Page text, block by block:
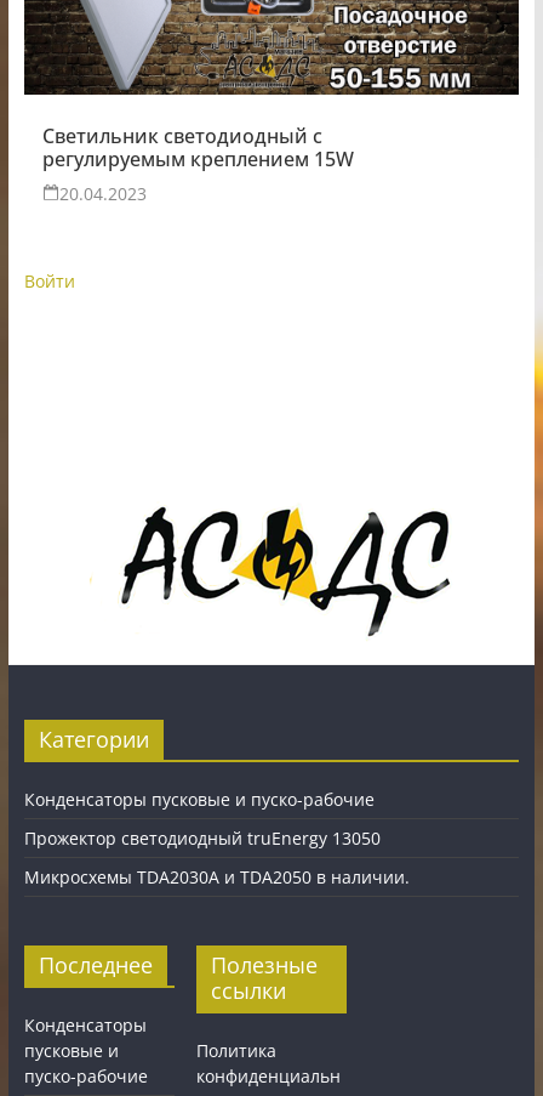
Светильник светодиодный с
регулируемым креплением 15W
20.04.2023
Войти
Категории
Конденсаторы пусковые и пуско-рабочие
Прожектор светодиодный truEnergy 13050
Микросхемы TDA2030A и TDA2050 в наличии.
Последнее
Конденсаторы
пусковые и
пуско-рабочие
Полезные
ссылки
Политика
конфиденциальн